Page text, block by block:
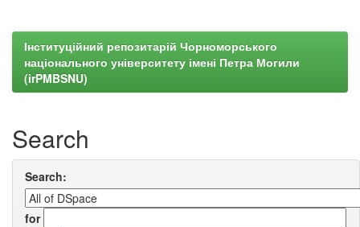
Інституційний репозитарій Чорноморського
національного університету імені Петра Могили
(irPMBSNU)
Search
Search:
for